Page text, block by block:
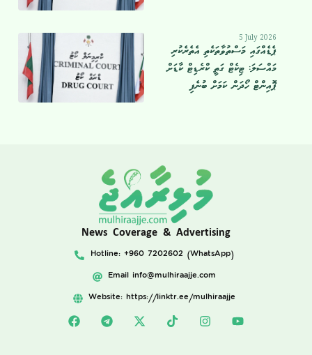
5 July 2026
ޕެޑެއްގައި މަސްތުވާތަކެތި އެތެރެކުރި
މައްސަލަ: ޓިކެޓް ގަތީ ކްރެޑިޓް ކާޑަށް
ޕޮއިންޓް ހޯދަން ކަމަށް ބުނެފި
News Coverage & Advertising
Hotline: +960 7202602 (WhatsApp)
Email info@mulhiraajje.com
Website: https://linktr.ee/mulhiraajje